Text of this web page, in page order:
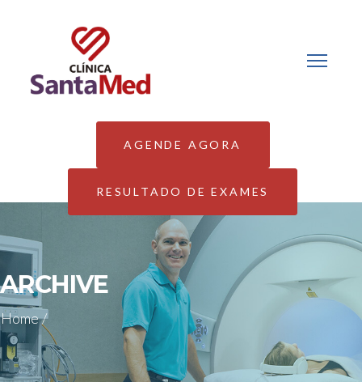
AGENDE AGORA
RESULTADO DE EXAMES
ARCHIVE
Home/